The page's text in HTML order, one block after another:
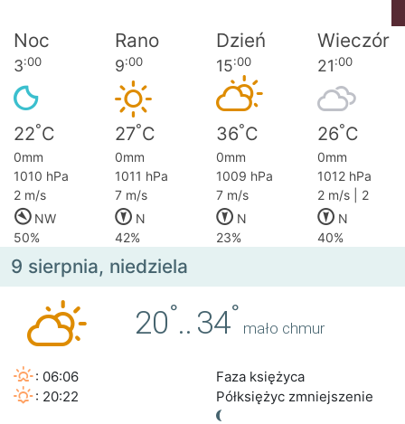
Noc Rano Dzień Wieczór
3:00 9:00 15:00 21:00
22°C 27°C 36°C 26°C
0mm 0mm 0mm
0mm
1010 hPa
1011 hPa 1009 hPa
1012 hPa
2 m/s
7 m/s 7 m/s
2 m/s | 2
NW
N N
N
50%
42% 23% 40%
9 sierpnia, niedziela
20°.. 34°
mało chmur
: 06:06
: 20:22
Faza księżyca
Półksiężyc zmniejszenie